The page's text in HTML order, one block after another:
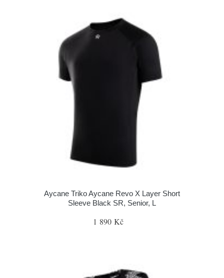
Aycane Triko Aycane Revo X Layer Short
Sleeve Black SR, Senior, L
1 890 Kč